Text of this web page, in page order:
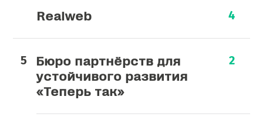
Realweb 4
Бюро партнёрств для
устойчивого развития
«Теперь так»
2